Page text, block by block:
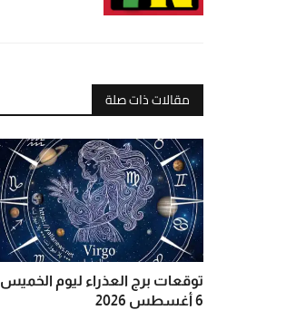
مقالات ذات صلة
توقعات برج العذراء ليوم الخميس
6 أغسطس 2026